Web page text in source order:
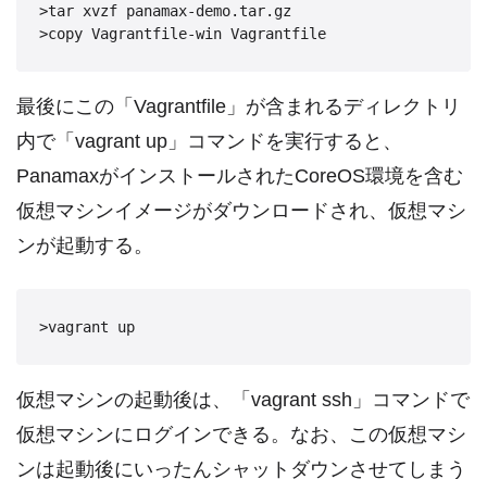
>tar xvzf panamax-demo.tar.gz
>copy Vagrantfile-win Vagrantfile
最後にこの「Vagrantfile」が含まれるディレクトリ
内で「vagrant up」コマンドを実行すると、
PanamaxがインストールされたCoreOS環境を含む
仮想マシンイメージがダウンロードされ、仮想マシ
ンが起動する。
>vagrant up
仮想マシンの起動後は、「vagrant ssh」コマンドで
仮想マシンにログインできる。なお、この仮想マシ
ンは起動後にいったんシャットダウンさせてしまう